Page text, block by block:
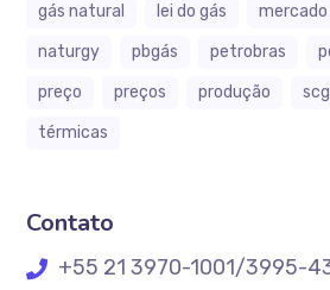
gás natural
lei do gás mercado
naturgy
pbgás petrobras
preço
preços produção
térmicas
Contato
+55 21 3970-1001/3995-